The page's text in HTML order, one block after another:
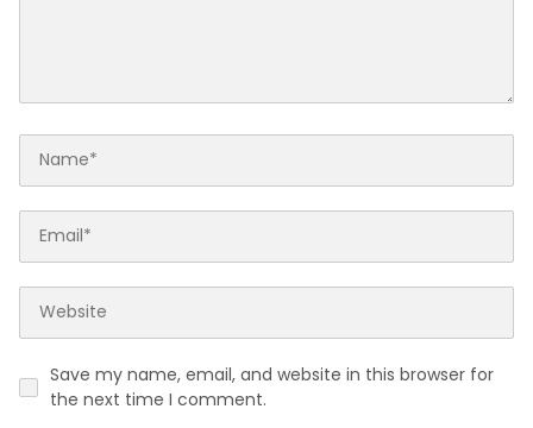
Save my name, email, and website in this browser for
the next time I comment.